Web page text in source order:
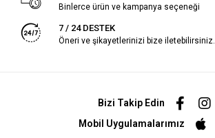
Binlerce ürün ve kampanya seçeneği
7 / 24 DESTEK
Öneri ve şikayetlerinizi bize iletebilirsiniz.
Bizi Takip Edin
Mobil Uygulamalarımız